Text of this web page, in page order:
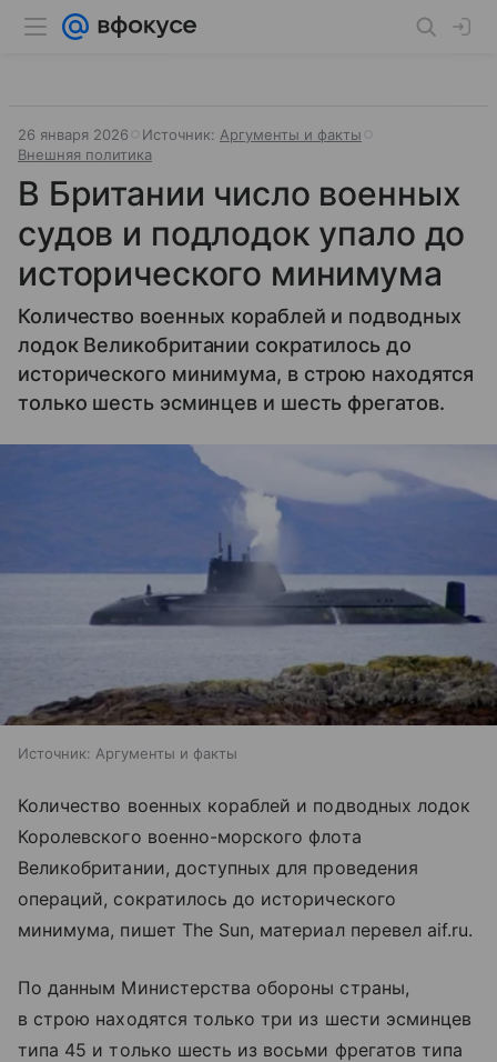
26 января 2026 Источник: Аргументы и факты
Внешняя политика
В Британии число военных
судов и подлодок упало до
исторического минимума
Количество военных кораблей и подводных
лодок Великобритании сократилось до
исторического минимума, в строю находятся
только шесть эсминцев и шесть фрегатов.
Источник: Аргументы и факты
Количество военных кораблей и подводных лодок
Королевского военно-морского флота
Великобритании, доступных для проведения
операций, сократилось до исторического
минимума, пишет The Sun, материал перевел aif.ru.
По данным Министерства обороны страны,
в строю находятся только три из шести эсминцев
типа 45 и только шесть из восьми фрегатов типа